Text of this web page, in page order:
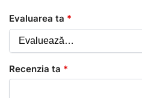
Evaluarea ta *
Recenzia ta *